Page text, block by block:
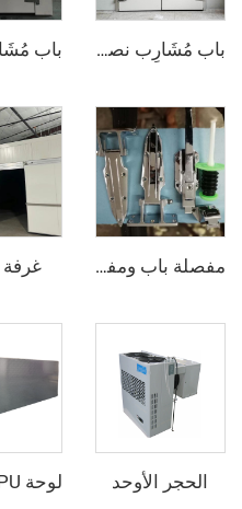
باب مُشَارِب نصف مدفون باب مُشَارِب مدفون بالكامل
مفصلة باب ومفتوح الباب - نصف مدفون غرفة التبريد
لوحة PU المعدنية المطروقة